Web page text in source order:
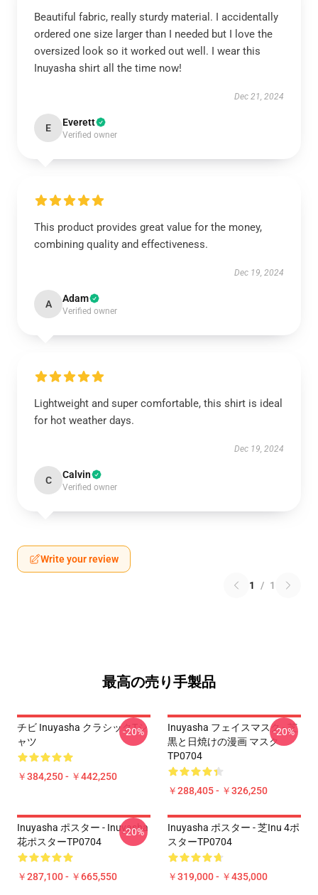
Beautiful fabric, really sturdy material. I accidentally
ordered one size larger than I needed but I love the
oversized look so it worked out well. I wear this
Inuyasha shirt all the time now!
Dec 21, 2024
E Everett
Verified owner
This product provides great value for the money,
combining quality and effectiveness.
Dec 19, 2024
A Adam
Verified owner
Lightweight and super comfortable, this shirt is ideal
for hot weather days.
Dec 19, 2024
C Calvin
Verified owner
Write your review
1 / 1
最高の売り手製品
チビ Inuyasha クラシックTシ
ャツ
￥384,250 - ￥442,250
-20%
Inuyasha フェイスマスク - 芝
黒と日焼けの漫画 マスク
TP0704
￥288,405 - ￥326,250
-20%
Inuyasha ポスター - Inuyasha
花ポスターTP0704
￥287,100 - ￥665,550
-20%
Inuyasha ポスター - 芝inu 4ポ
スターTP0704
￥319,000 - ￥435,000